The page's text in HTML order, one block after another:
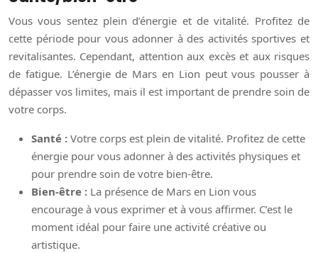
Vous vous sentez plein d’énergie et de vitalité. Profitez de
cette période pour vous adonner à des activités sportives et
revitalisantes. Cependant, attention aux excès et aux risques
de fatigue. L’énergie de Mars en Lion peut vous pousser à
dépasser vos limites, mais il est important de prendre soin de
votre corps.
Santé : Votre corps est plein de vitalité. Profitez de cette
énergie pour vous adonner à des activités physiques et
pour prendre soin de votre bien-être.
Bien-être : La présence de Mars en Lion vous
encourage à vous exprimer et à vous affirmer. C’est le
moment idéal pour faire une activité créative ou
artistique.